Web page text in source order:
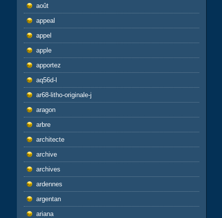
août
appeal
appel
apple
apportez
aq56d-l
ar68-litho-originale-j
aragon
arbre
architecte
archive
archives
ardennes
argentan
ariana